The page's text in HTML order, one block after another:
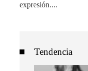
expresión....
Tendencia